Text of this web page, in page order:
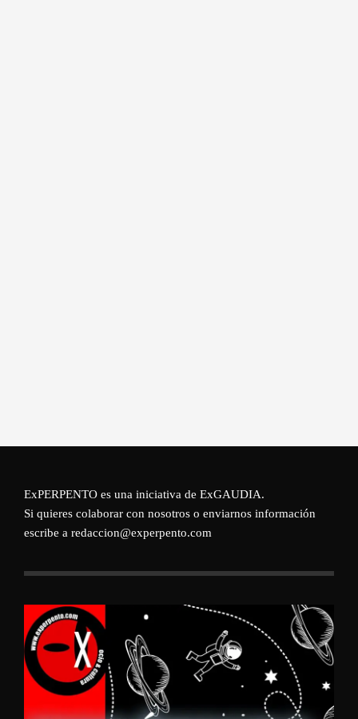
ExPERPENTO es una iniciativa de ExGAUDIA.
Si quieres colaborar con nosotros o enviarnos información
escribe a redaccion@experpento.com